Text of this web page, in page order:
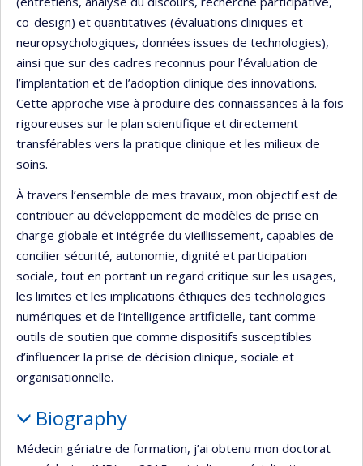
co-design) et quantitatives (évaluations cliniques et
neuropsychologiques, données issues de technologies),
ainsi que sur des cadres reconnus pour l’évaluation de
l’implantation et de l’adoption clinique des innovations.
Cette approche vise à produire des connaissances à la fois
rigoureuses sur le plan scientifique et directement
transférables vers la pratique clinique et les milieux de
soins.
À travers l’ensemble de mes travaux, mon objectif est de
contribuer au développement de modèles de prise en
charge globale et intégrée du vieillissement, capables de
concilier sécurité, autonomie, dignité et participation
sociale, tout en portant un regard critique sur les usages,
les limites et les implications éthiques des technologies
numériques et de l’intelligence artificielle, tant comme
outils de soutien que comme dispositifs susceptibles
d’influencer la prise de décision clinique, sociale et
organisationnelle.
Biography
Médecin gériatre de formation, j’ai obtenu mon doctorat